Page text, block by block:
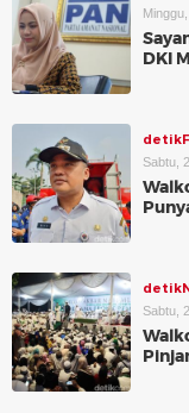
DKI
Sabtu,
Sabtu,